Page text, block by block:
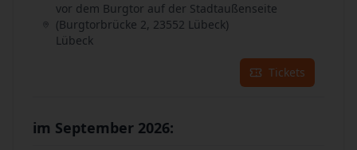
vor dem Burgtor auf der Stadtaußenseite
(Burgtorbrücke 2, 23552 Lübeck)
Lübeck
Tickets
im September 2026: